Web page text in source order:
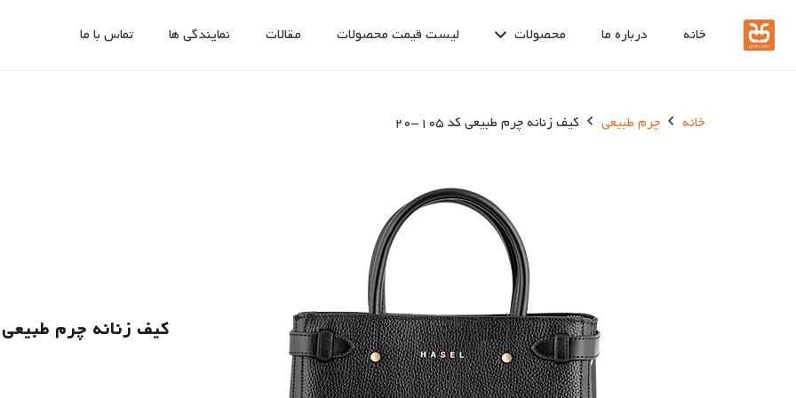
خانه درباره ما محصولات لیست قیمت محصولات مقالات نمایندگی ها تماس با ما
خانه چرم طبیعی کیف زنانه چرم طبیعی کد 105-20
کیف زنانه چرم طبیعی کد